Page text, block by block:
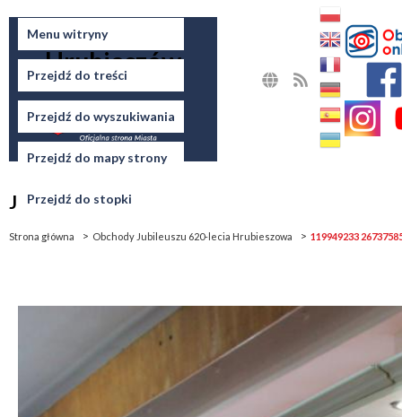
Menu witryny
Przejdź do treści
Przejdź do wyszukiwania
Przejdź do mapy strony
Przejdź do stopki
Miasto
Hrubieszów
Jesteś tutaj
Strona główna Obchody Jubileuszu 620-lecia Hrubieszowa 119949233